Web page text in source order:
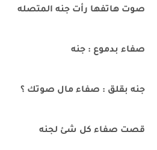
صوت هاتفها رأت جنه المتصله
صفاء بدموع : جنه
جنه بقلق : صفاء مال صوتك ؟
قصت صفاء كل شئ لجنه